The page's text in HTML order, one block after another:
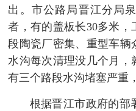
出。市公路局晋江分局
者，有的盖板长30多米
段陶瓷厂密集、重型车辆
水沟每次清理没几个月，
有三个路段水沟堵塞严重
根据晋江市政府的部